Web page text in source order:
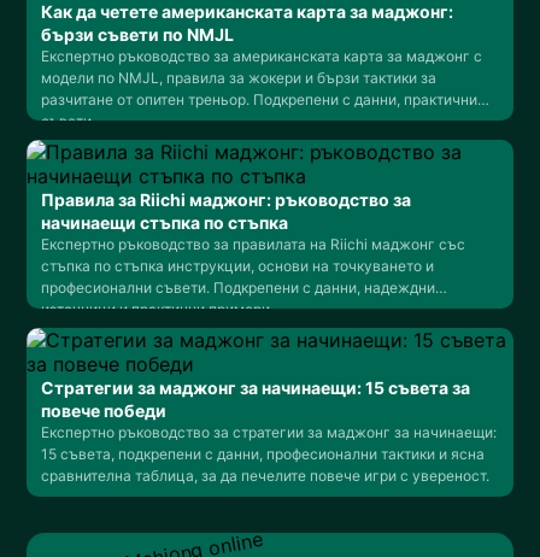
Как да четете американската карта за маджонг:
бързи съвети по NMJL
Експертно ръководство за американската карта за маджонг с
модели по NMJL, правила за жокери и бързи тактики за
разчитане от опитен треньор. Подкрепени с данни, практични
съвети.
Правила за Riichi маджонг: ръководство за
начинаещи стъпка по стъпка
Експертно ръководство за правилата на Riichi маджонг със
стъпка по стъпка инструкции, основи на точкуването и
професионални съвети. Подкрепени с данни, надеждни
източници и практични примери.
Стратегии за маджонг за начинаещи: 15 съвета за
повече победи
Експертно ръководство за стратегии за маджонг за начинаещи:
15 съвета, подкрепени с данни, професионални тактики и ясна
сравнителна таблица, за да печелите повече игри с увереност.